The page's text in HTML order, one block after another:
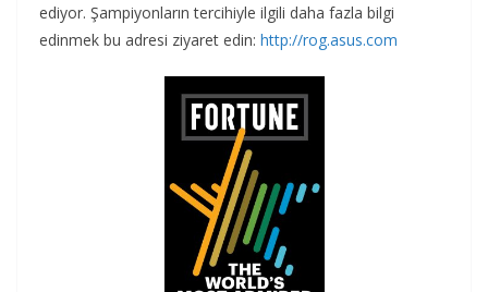
ediyor. Şampiyonların tercihiyle ilgili daha fazla bilgi
edinmek bu adresi ziyaret edin: http://rog.asus.com